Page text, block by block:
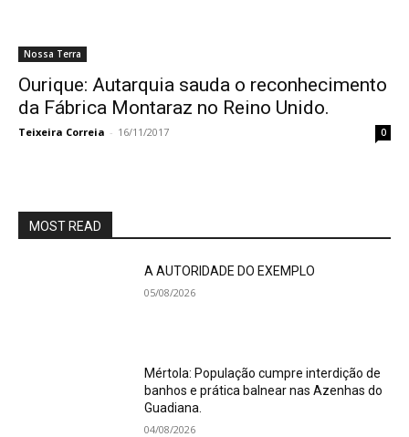
Nossa Terra
Ourique: Autarquia sauda o reconhecimento
da Fábrica Montaraz no Reino Unido.
Teixeira Correia - 16/11/2017 0
MOST READ
A AUTORIDADE DO EXEMPLO
05/08/2026
Mértola: População cumpre interdição de
banhos e prática balnear nas Azenhas do
Guadiana.
04/08/2026